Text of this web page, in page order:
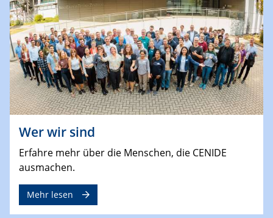
Wer wir sind
Erfahre mehr über die Menschen, die CENIDE
ausmachen.
Mehr lesen